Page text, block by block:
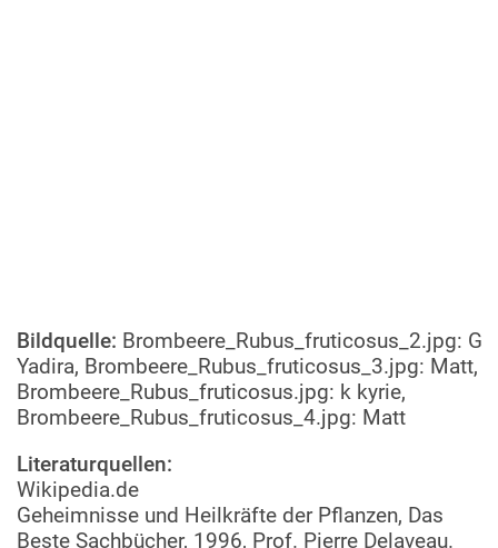
Bildquelle: Brombeere_Rubus_fruticosus_2.jpg: G
Yadira, Brombeere_Rubus_fruticosus_3.jpg: Matt,
Brombeere_Rubus_fruticosus.jpg: k kyrie,
Brombeere_Rubus_fruticosus_4.jpg: Matt
Literaturquellen:
Wikipedia.de
Geheimnisse und Heilkräfte der Pflanzen, Das
Beste Sachbücher, 1996, Prof. Pierre Delaveau.